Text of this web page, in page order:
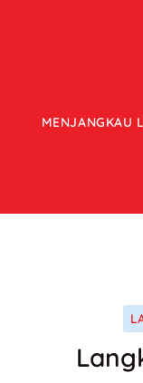
MENJANGKAU